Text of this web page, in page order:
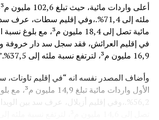
ملئه إلى 71,4%.،وفي إقليم سطات،
في إقليم العرائش، فقد سجل سد دار خروفة
16,9 مليون م³، لترتفع نسبة ملئه إلى 37,5%.”
وأضاف المصدر نفسه انه “في إقليم
الأول واردات
56,2%.،وفي إقليم أزيلال، عرف سد بين